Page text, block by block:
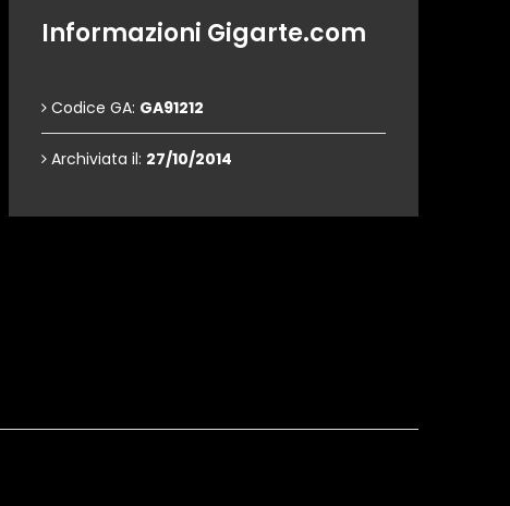
Informazioni Gigarte.com
Codice GA: GA91212
Archiviata il: 27/10/2014